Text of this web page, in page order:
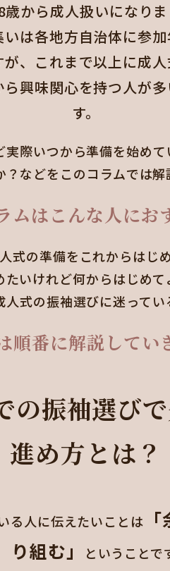
歳から成人扱いになりま
は各地方自治体に参
が、これまで以上に成
ら興味関心を持つ人が
す。
際いつから準備を始め
？などをこのコラムでは
ムはこんな人にお
式の準備をこれからはじ
たいけれど何からはじめ
人式の振袖選びに迷ってい
順番に解説してい
の振袖選び
進め方とは？
る人に伝えたいことは
り組む」
ということで